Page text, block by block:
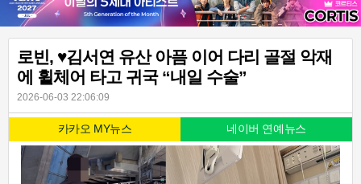
로빈, ♥김서연 유산 아픔 이어 다리 골절 악재
에 휠체어 타고 귀국 “내일 수술”
2026-06-03 22:06:09
카카오 MY뉴스 네이버 연예뉴스